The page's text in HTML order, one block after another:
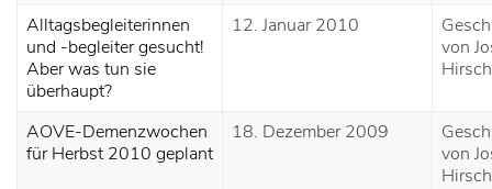
Alltagsbegleiterinnen
und -begleiter gesucht!
Aber was tun sie
überhaupt?
12. Januar 2010
von
Hirsch
AOVE-Demenzwochen
für Herbst 2010 geplant
18. Dezember 2009
von
Hirsch